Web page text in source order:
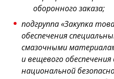
оборонного заказа;
подгруппа «Закупка
обеспечения
смазочными
и вещевого
национальной